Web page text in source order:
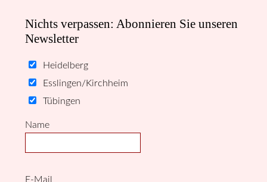
Nichts verpassen: Abonnieren Sie unseren
Newsletter
Heidelberg
Esslingen/Kirchheim
Tübingen
Name
E-Mail